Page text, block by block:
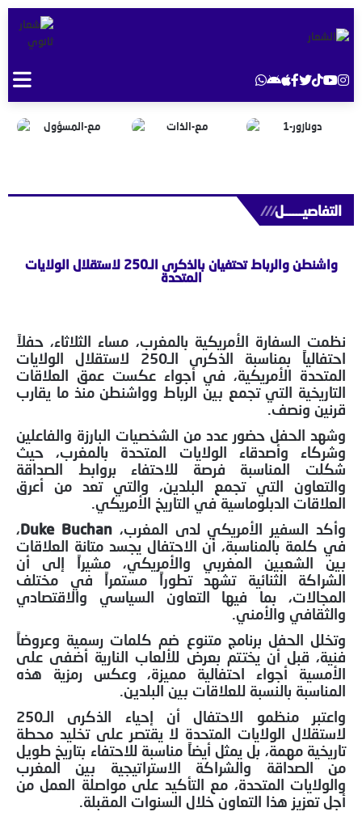
التفاصيــــــل///
واشنطن والرباط تحتفيان بالذكرى الـ250 لاستقلال الولايات
المتحدة
نظمت السفارة الأمريكية بالمغرب، مساء الثلاثاء، حفلاً
احتفالياً بمناسبة الذكرى الـ250 لاستقلال الولايات
المتحدة الأمريكية، في أجواء عكست عمق العلاقات
التاريخية التي تجمع بين الرباط وواشنطن منذ ما يقارب
قرنين ونصف.
وشهد الحفل حضور عدد من الشخصيات البارزة والفاعلين
وشركاء وأصدقاء الولايات المتحدة بالمغرب، حيث
شكلت المناسبة فرصة للاحتفاء بروابط الصداقة
والتعاون التي تجمع البلدين، والتي تعد من أعرق
العلاقات الدبلوماسية في التاريخ الأمريكي.
وأكد السفير الأمريكي لدى المغرب،Duke Buchan،
في كلمة بالمناسبة، أن الاحتفال يجسد متانة العلاقات
بين الشعبين المغربي والأمريكي، مشيراً إلى أن
الشراكة الثنائية تشهد تطوراً مستمراً في مختلف
المجالات، بما فيها التعاون السياسي والاقتصادي
والثقافي والأمني.
وتخلل الحفل برنامج متنوع ضم كلمات رسمية وعروضاً
فنية، قبل أن يختتم بعرض للألعاب النارية أضفى على
الأمسية أجواء احتفالية مميزة، وعكس رمزية هذه
المناسبة بالنسبة للعلاقات بين البلدين.
واعتبر منظمو الاحتفال أن إحياء الذكرى الـ250
لاستقلال الولايات المتحدة لا يقتصر على تخليد محطة
تاريخية مهمة، بل يمثل أيضاً مناسبة للاحتفاء بتاريخ طويل
من الصداقة والشراكة الاستراتيجية بين المغرب
والولايات المتحدة، مع التأكيد على مواصلة العمل من
أجل تعزيز هذا التعاون خلال السنوات المقبلة.